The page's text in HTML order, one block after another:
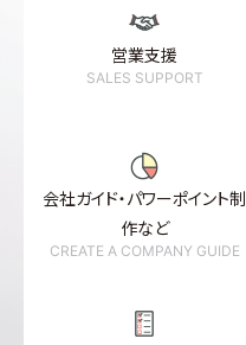
営業支援
SALES SUPPORT
会社ガイド・パワーポイント制
作など
CREATE A COMPANY GUIDE